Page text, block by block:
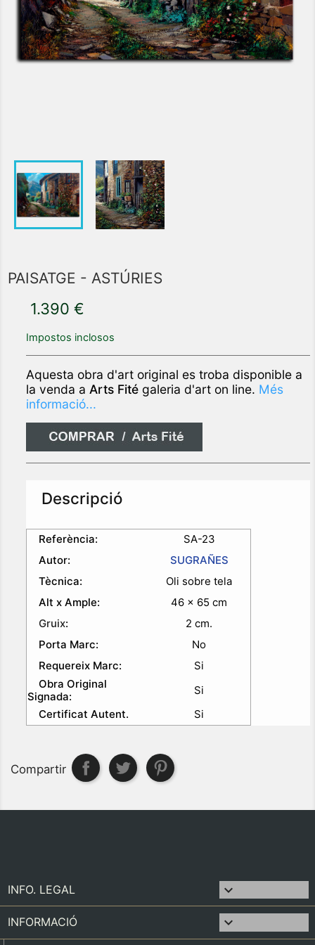
PAISATGE - ASTÚRIES
1.390 €
Impostos inclosos
Aquesta obra d'art original es troba disponible a
la venda a Arts Fité galeria d'art on line. Més
informació...
Descripció
Referència:
SA-23
Autor:
SUGRAÑES
Tècnica:
Oli sobre tela
Alt x Ample:
46 x 65 cm
Gruix:
2 cm.
Porta Marc:
No
Requereix Marc:
Si
Obra Original
Signada:
Si
Certificat Autent.
Si
Compartir
INFO. LEGAL 
INFORMACIÓ 